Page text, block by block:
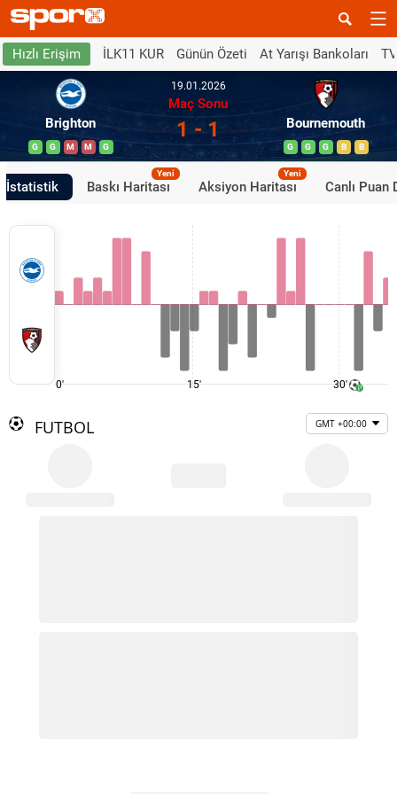
Hızlı Erişim İLK11 KUR Günün Özeti At Yarışı Bankoları
Brighton
G G M M G
19.01.2026
Maç Sonu
1 - 1 Bournemouth
G G G B B
İstatistik Baskı Haritası
Yeni
Aksiyon Haritası
Yeni
Canlı Puan
0' 15' 30'
FUTBOL GMT +00:00